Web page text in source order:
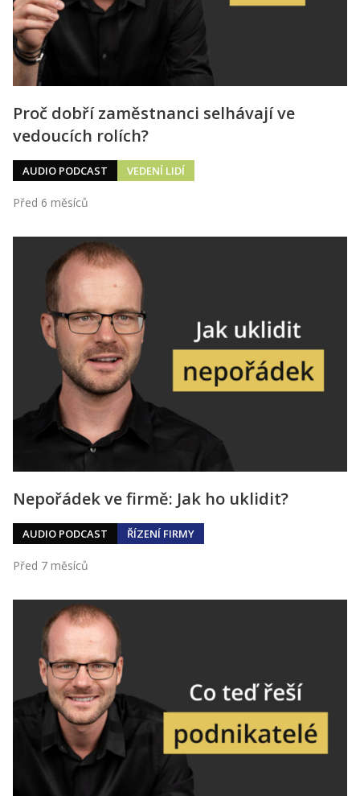
Proč dobří zaměstnanci selhávají ve
vedoucích rolích?
AUDIO PODCAST VEDENÍ LIDÍ
Před 6 měsíců
Nepořádek ve firmě: Jak ho uklidit?
AUDIO PODCAST ŘÍZENÍ FIRMY
Před 7 měsíců